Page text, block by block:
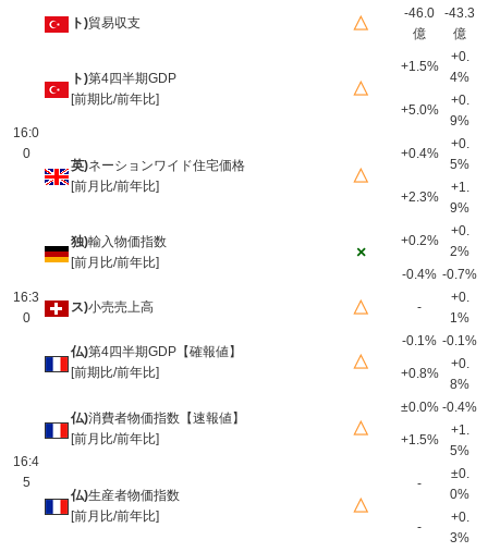
16:0
0
ト)貿易収支 △
-46.0
億
-43.3
億
ト)第4四半期GDP
[前期比/前年比]
△
+1.5%
+0.
4%
+5.0%
+0.
9%
英)ネーションワイド住宅価格
[前月比/前年比]
△
+0.4%
+0.
5%
+2.3%
+1.
9%
独)輸入物価指数
[前月比/前年比]
×
+0.2%
+0.
2%
-0.4% -0.7%
16:3
0
ス)小売売上高 △ -
+0.
1%
16:4
5
仏)第4四半期GDP【確報値】
[前期比/前年比]
△
-0.1% -0.1%
+0.8%
+0.
8%
仏)消費者物価指数【速報値】
[前月比/前年比]
△
±0.0% -0.4%
+1.5%
+1.
5%
仏)生産者物価指数
[前月比/前年比]
△
-
±0.
0%
-
+0.
3%